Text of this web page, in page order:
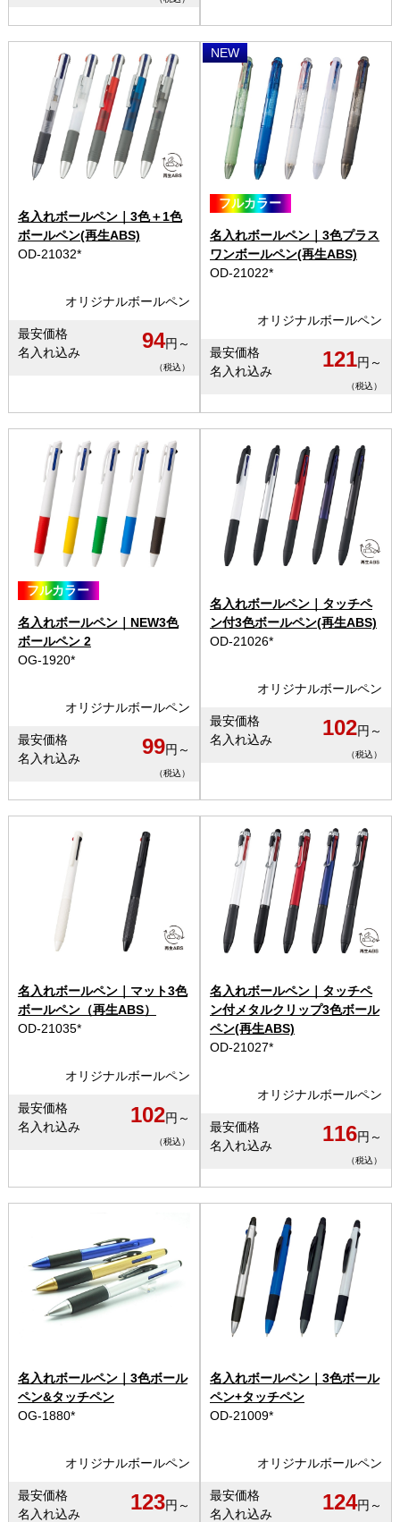
名入れボールペン｜3色＋1色
ボールペン(再生ABS)
OD-21032*
オリジナルボールペン
最安価格
名入れ込み
94円～
（税込）
NEW
フルカラー
名入れボールペン｜3色プラス
ワンボールペン(再生ABS)
OD-21022*
オリジナルボールペン
最安価格
名入れ込み
121円～
（税込）
フルカラー
名入れボールペン｜NEW3色
ボールペン 2
OG-1920*
オリジナルボールペン
最安価格
名入れ込み
99円～
（税込）
名入れボールペン｜タッチペ
ン付3色ボールペン(再生ABS)
OD-21026*
オリジナルボールペン
最安価格
名入れ込み
102円～
（税込）
名入れボールペン｜マット3色
ボールペン（再生ABS）
OD-21035*
オリジナルボールペン
最安価格
名入れ込み
102円～
（税込）
名入れボールペン｜タッチペ
ン付メタルクリップ3色ボール
ペン(再生ABS)
OD-21027*
オリジナルボールペン
最安価格
名入れ込み
116円～
（税込）
名入れボールペン｜3色ボール
ペン&タッチペン
OG-1880*
オリジナルボールペン
最安価格
名入れ込み
123円～
名入れボールペン｜3色ボール
ペン+タッチペン
OD-21009*
オリジナルボールペン
最安価格
名入れ込み
124円～